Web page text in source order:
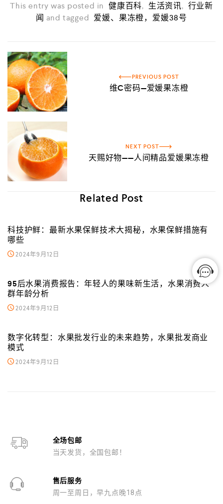
This entry was posted in 健康百科, 生活资讯, 行业新
闻 and tagged 爱媛、果冻橙，爱媛38号
PREVIOUS POST
维C密码—爱媛果冻橙
NEXT POST
天赐好物——人间精品爱媛果冻橙
Related Post
科技护鲜：最新水果保鲜技术大揭秘，水果保鲜措施有
哪些
2024年9月12日
95后水果消费报告：年轻人的果味新生活，水果消费人
群年龄分析
2024年9月12日
数字化转型：水果批发行业的未来趋势，水果批发商业
模式
2024年9月12日
全场包邮
当天发货，全国包邮！
售后服务
周一至周日，早九点晚18点